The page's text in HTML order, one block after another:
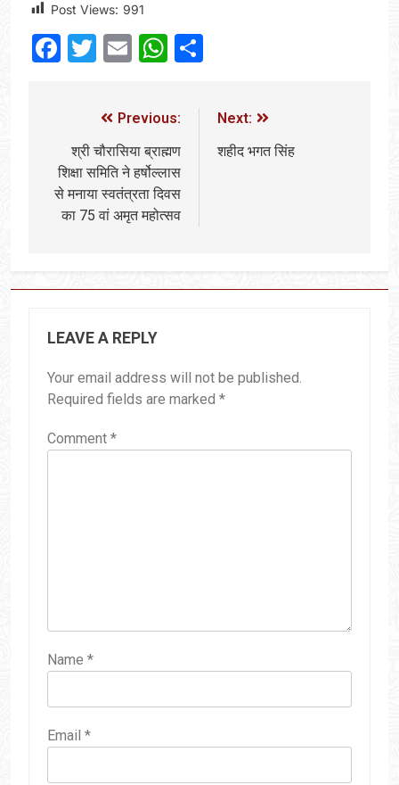
Post Views: 991
Facebook
Twitter
EmailWhatsApp
Previous:
श्री चौरासिया ब्राह्मण
शिक्षा समिति ने हर्षोल्लास
से मनाया स्वतंत्रता दिवस
का 75 वां अमृत महोत्सव
Next:
शहीद भगत सिंह
LEAVE A REPLY
Your email address will not be published.
Required fields are marked *
Comment *
Name *
Email *